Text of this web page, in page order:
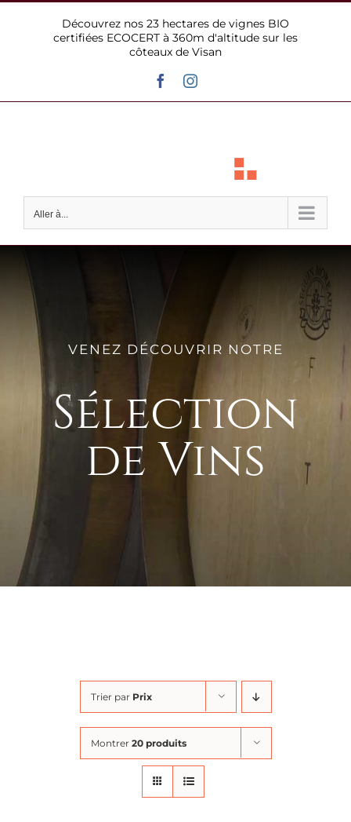
Découvrez nos 23 hectares de vignes BIO
certifiées ECOCERT à 360m d'altitude sur les
côteaux de Visan
FacebookInstagram
Aller à...
VENEZ DÉCOUVRIR NOTRE
Sélection
de Vins
Trier par Prix
Montrer 20 produits